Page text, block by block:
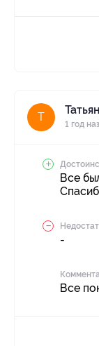
Т
1 год
Все
-
Все